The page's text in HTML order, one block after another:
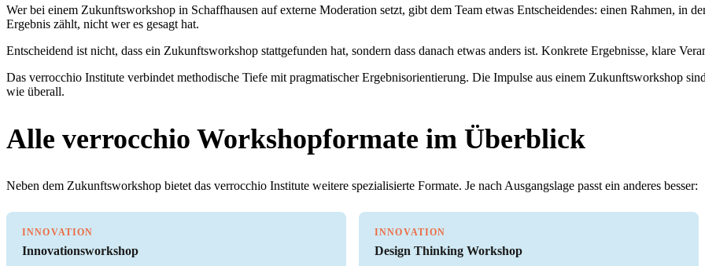
Wer bei einem Zukunftsworkshop in Schaffhausen auf externe Moderation setzt, gibt dem Team etwas Entscheidendes: einen Rahmen, in
Ergebnis zählt, nicht wer es gesagt hat.
Entscheidend ist nicht, dass ein Zukunftsworkshop stattgefunden hat, sondern dass danach etwas anders ist. Konkrete Ergebnisse, klare
Das verrocchio Institute verbindet methodische Tiefe mit pragmatischer Ergebnisorientierung. Die Impulse aus einem Zukunftsworkshop
wie überall.
Alle verrocchio Workshopformate im Überblick
Neben dem Zukunftsworkshop bietet das verrocchio Institute weitere spezialisierte Formate. Je nach Ausgangslage passt ein anderes besser:
INNOVATION
Innovationsworkshop
INNOVATION
Design Thinking Workshop